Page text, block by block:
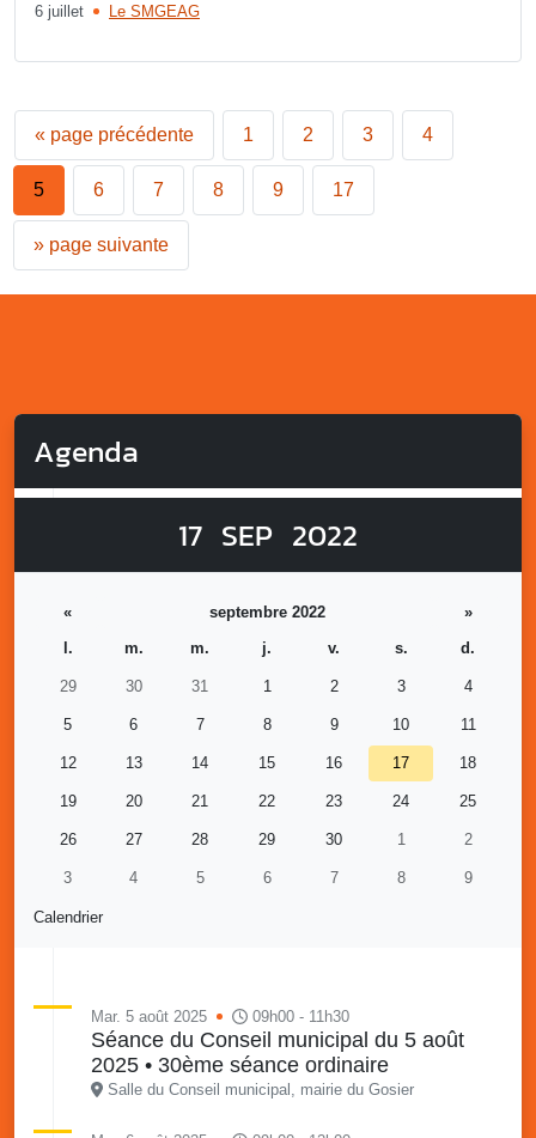
6 juillet Le SMGEAG
« page précédente 1 2 3 4
5 6 7 8 9 17
» page suivante
Agenda
17 SEP 2022
Calendrier
« septembre 2022
»
l.
m. m. j. v. s. d.
29 30 31 1 2 3 4
5 6 7 8 9 10 11
12 13 14 15 16 17 18
19 20 21 22 23 24 25
26 27 28 29 30 1 2
3 4 5 6 7 8 9
Mar. 5 août 2025 09h00 - 11h30
Séance du Conseil municipal du 5 août
2025 • 30ème séance ordinaire
Salle du Conseil municipal, mairie du Gosier